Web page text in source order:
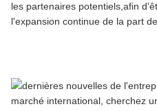
les partenaires potentiels,afin
l'expansion continue de la part